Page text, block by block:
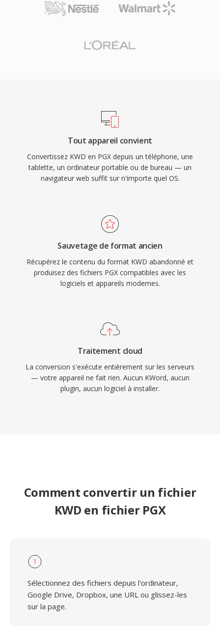
Tout appareil convient
Convertissez KWD en PGX depuis un téléphone, une
tablette, un ordinateur portable ou de bureau — un
navigateur web suffit sur n'importe quel OS.
Sauvetage de format ancien
Récupérez le contenu du format KWD abandonné et
produisez des fichiers PGX compatibles avec les
logiciels et appareils modernes.
Traitement cloud
La conversion s'exécute entièrement sur les serveurs
— votre appareil ne fait rien. Aucun KWord, aucun
plugin, aucun logiciel à installer.
Comment convertir un fichier
KWD en fichier PGX
1
Sélectionnez des fichiers depuis l'ordinateur,
Google Drive, Dropbox, une URL ou glissez-les
sur la page.